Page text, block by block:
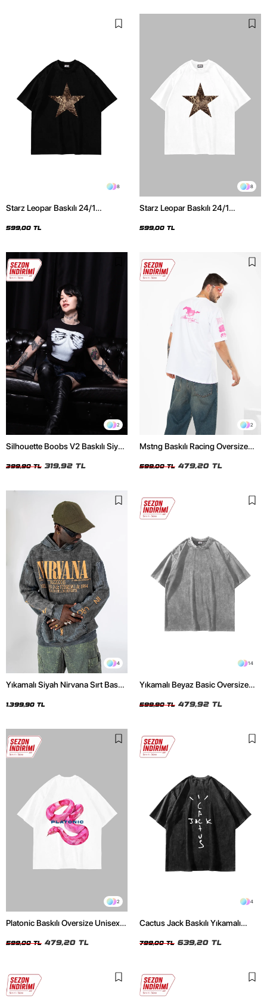
8
Starz Leopar Baskılı 24/1
599,00 TL
8
Starz Leopar Baskılı 24/1
599,00 TL
2
Silhouette Boobs V2 Baskılı Siyah
399,90 TL 319,92 TL
2
Mstng Baskılı Racing Oversize
599,00 TL 479,20 TL
4
Yıkamalı Siyah Nirvana Sırt Baskılı
1.399,90 TL
14
Yıkamalı Beyaz Basic Oversize
599,90 TL 479,92 TL
2
Platonic Baskılı Oversize Unisex
599,00 TL 479,20 TL
4
Cactus Jack Baskılı Yıkamalı
799,00 TL 639,20 TL